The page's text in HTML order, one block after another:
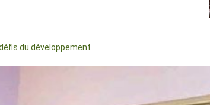
du développement